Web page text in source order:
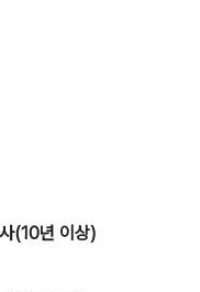
(10년 이상)